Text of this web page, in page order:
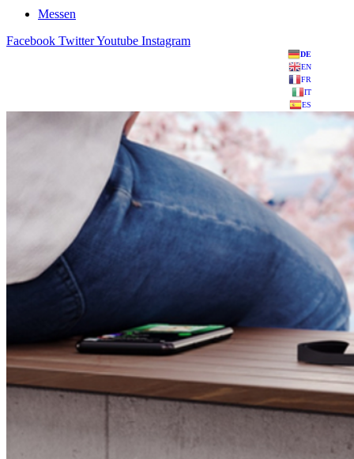
Messen
Facebook TwitterYoutube Instagram
DE
EN
FR
IT
ES